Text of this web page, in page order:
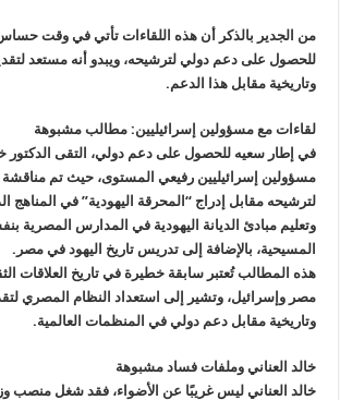
من الجدير بالذكر أن هذه اللقاءات تأتي في وقت
للحصول على دعم دولي لترشيحه، ويبدو أنه مستعد
وتاريخية مقابل هذا الدعم.
لقاءات مع مسؤولين إسرائيليين: مطالب مشبوهة
في إطار سعيه للحصول على دعم دولي، التقى الدكتور
مسؤولين إسرائيليين رفيعي المستوى، حيث تم
لترشيحه مقابل إدراج “المحرقة اليهودية” في المناهج
وتعليم مبادئ الديانة اليهودية في المدارس المصرية
المسيحية، بالإضافة إلى تدريس تاريخ اليهود في مصر.
هذه المطالب تُعتبر سابقة خطيرة في تاريخ العلاقات
مصر وإسرائيل، وتشير إلى استعداد النظام المصري
وتاريخية مقابل دعم دولي في المنظمات العالمية.
خالد العناني وملفات فساد مشبوهة
خالد العناني ليس غريبًا عن الأضواء، فقد شغل منصب